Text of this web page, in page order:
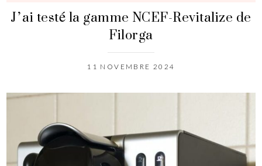
J’ai testé la gamme NCEF-Revitalize de
Filorga
11 NOVEMBRE 2024